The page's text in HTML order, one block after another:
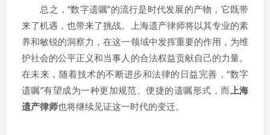
总之，“数字遗嘱”的流行是时代发展的产物，它既带
来了机遇，也带来了挑战。上海遗产律师将以其专业的素
养和敏锐的洞察力，在这一领域中发挥重要的作用，为维
护社会的公平正义和当事人的合法权益贡献自己的力量。
在未来，随着技术的不断进步和法律的日益完善，“数字
遗嘱”有望成为一种更加规范、便捷的遗嘱形式，而上海
遗产律师也将继续见证这一时代的变迁。